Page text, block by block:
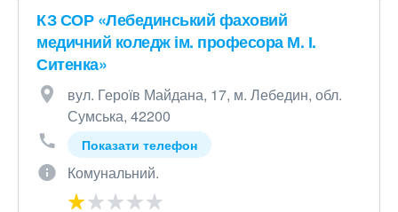
КЗ СОР «Лебединський фаховий
медичний коледж ім. професора М. І.
Ситенка»
вул. Героїв Майдана, 17, м. Лебедин, обл.
Сумська, 42200
Показати телефон
Комунальний.